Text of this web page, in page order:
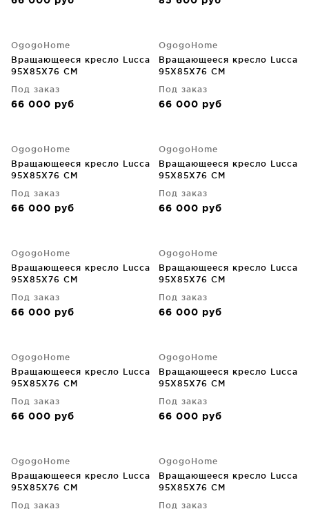
OgogoHome
Вращающееся кресло Lucca
95X85X76 CM
Под заказ
66 000 руб
OgogoHome
Вращающееся кресло Lucca
95X85X76 CM
Под заказ
66 000 руб
OgogoHome
Вращающееся кресло Lucca
95X85X76 CM
Под заказ
66 000 руб
OgogoHome
Вращающееся кресло Lucca
95X85X76 CM
Под заказ
66 000 руб
OgogoHome
Вращающееся кресло Lucca
95X85X76 CM
Под заказ
66 000 руб
OgogoHome
Вращающееся кресло Lucca
95X85X76 CM
Под заказ
66 000 руб
OgogoHome
Вращающееся кресло Lucca
95X85X76 CM
Под заказ
66 000 руб
OgogoHome
Вращающееся кресло Lucca
95X85X76 CM
Под заказ
66 000 руб
OgogoHome
Вращающееся кресло Lucca
95X85X76 CM
Под заказ
OgogoHome
Вращающееся кресло Lucca
95X85X76 CM
Под заказ